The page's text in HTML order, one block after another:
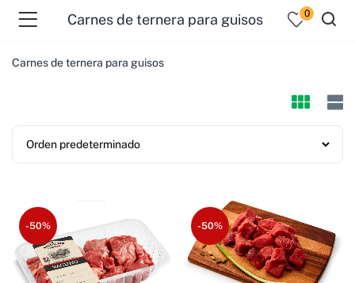
Carnes de ternera para guisos 0
Carnes de ternera para guisos
-50% -50%